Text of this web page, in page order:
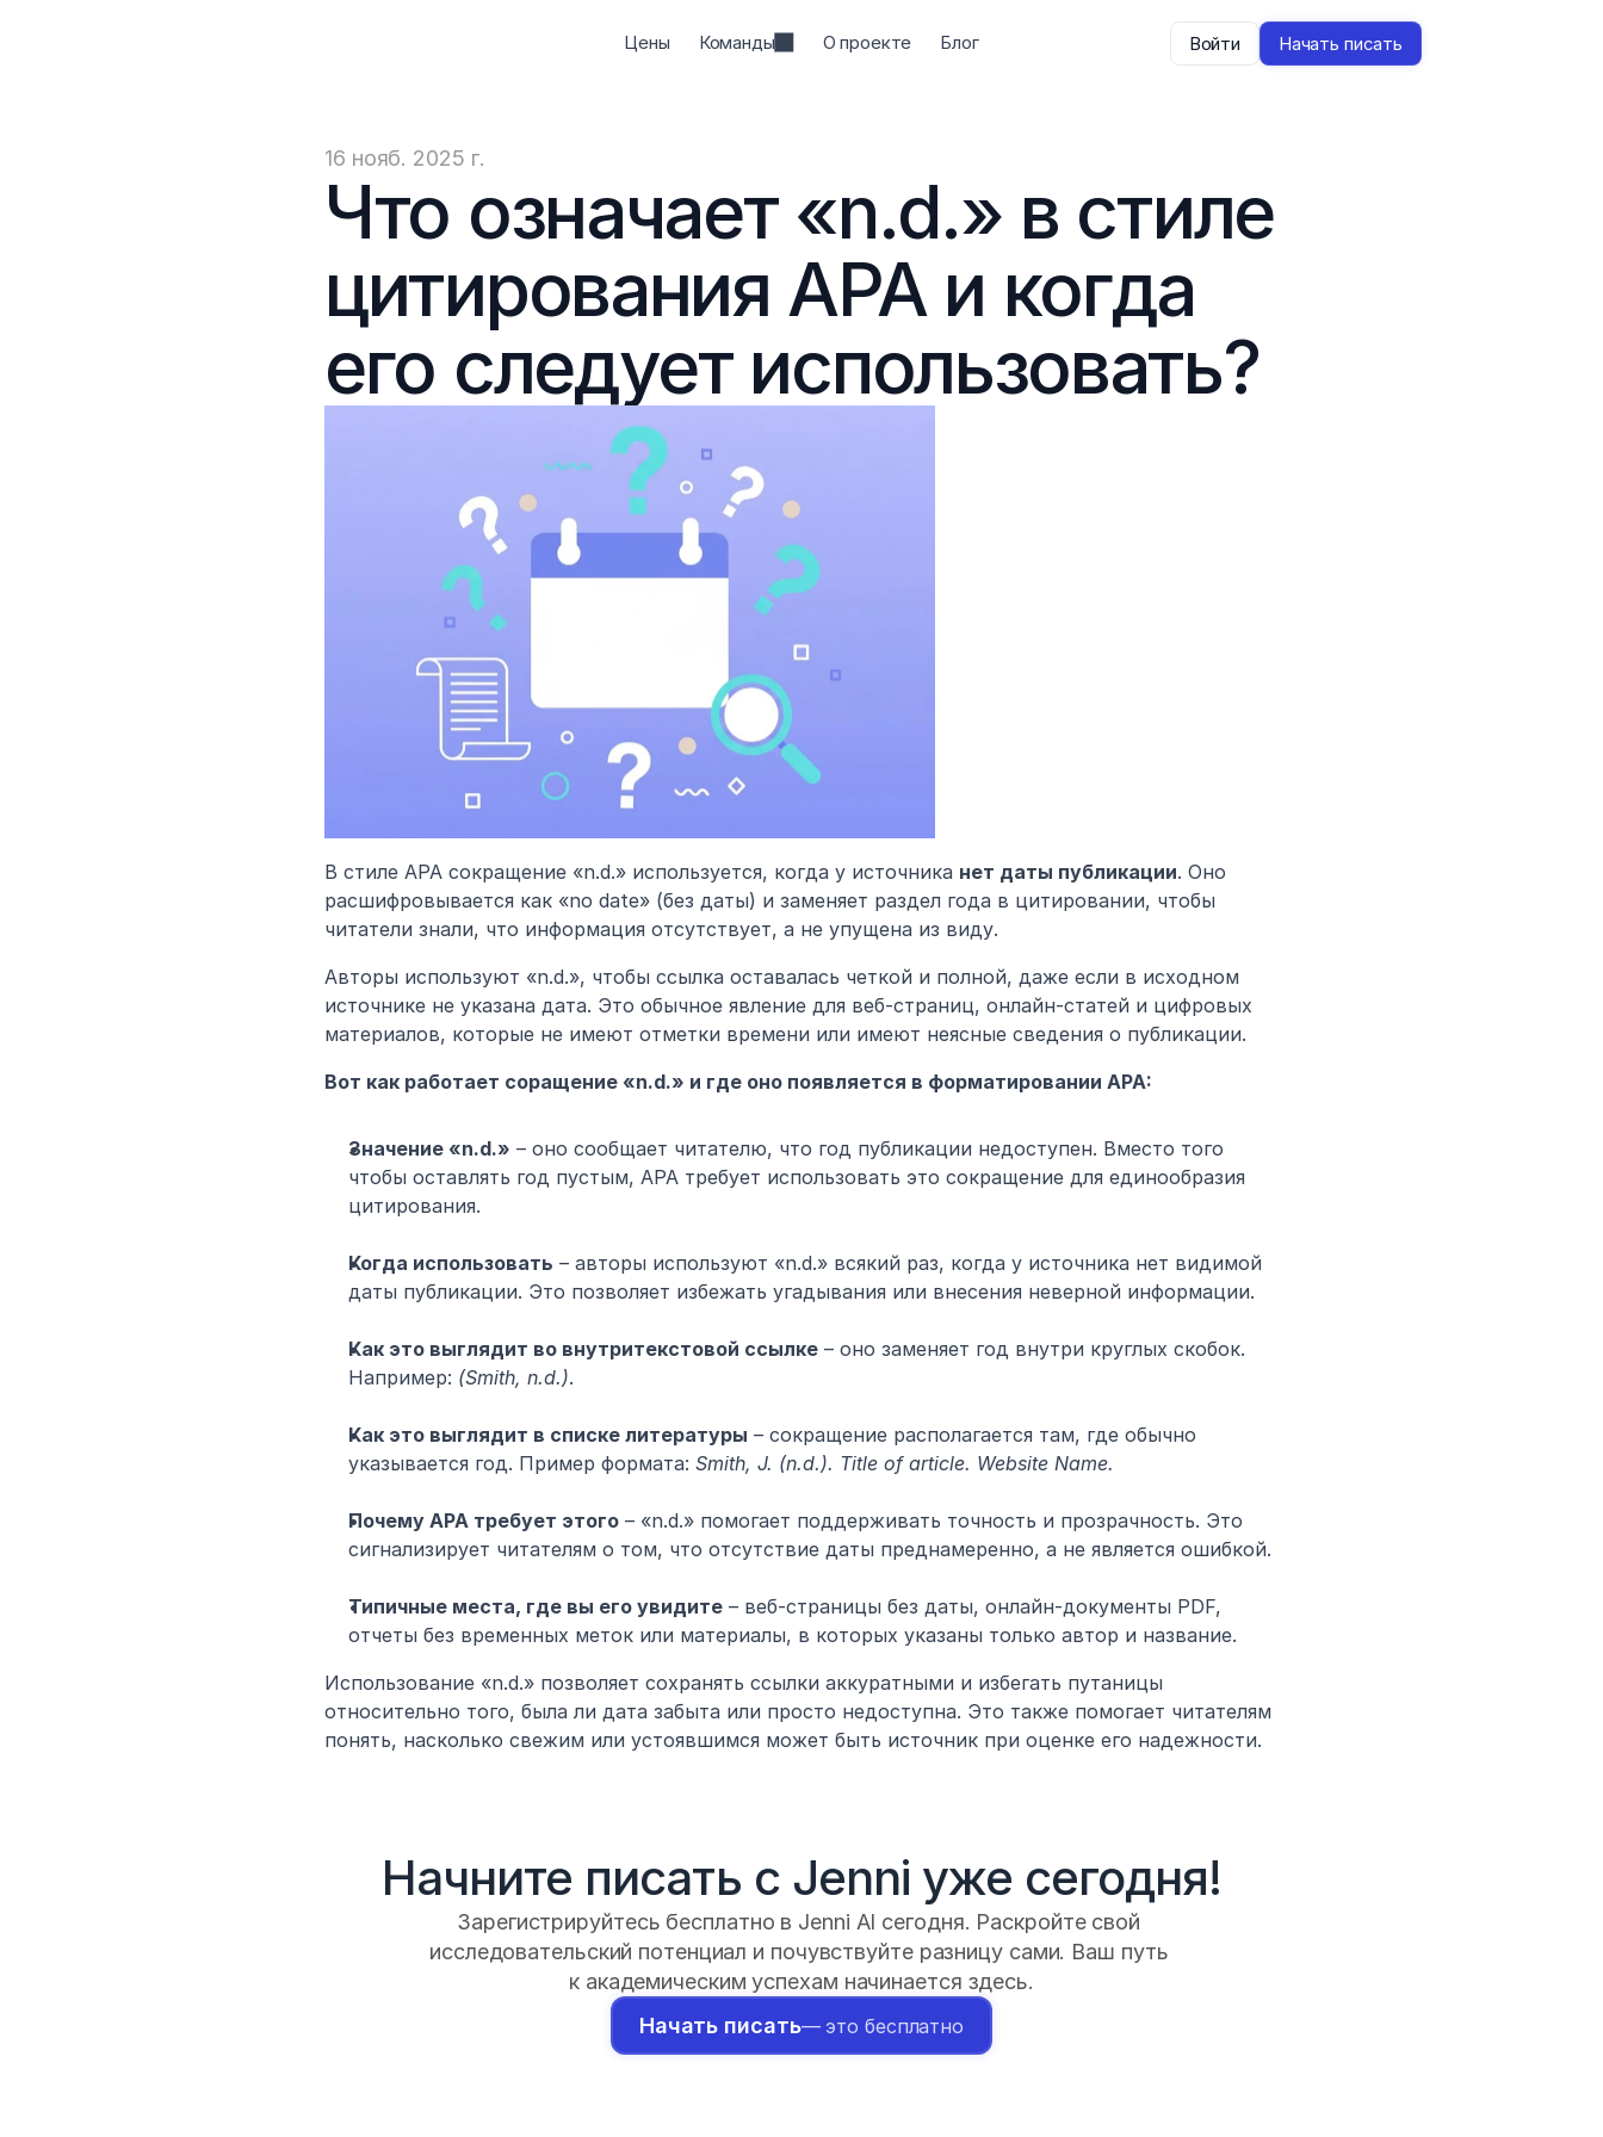
16 нояб. 2025 г.
Что означает «n.d.» в стиле
цитирования APA и когда
его следует использовать?
В стиле APA сокращение «n.d.» используется, когда у источника нет даты публикации. Оно
расшифровывается как «no date» (без даты) и заменяет раздел года в цитировании, чтобы
читатели знали, что информация отсутствует, а не упущена из виду.
Авторы используют «n.d.», чтобы ссылка оставалась четкой и полной, даже если в исходном
источнике не указана дата. Это обычное явление для веб-страниц, онлайн-статей и цифровых
материалов, которые не имеют отметки времени или имеют неясные сведения о публикации.
Вот как работает соращение «n.d.» и где оно появляется в форматировании APA:
Значение «n.d.» – оно сообщает читателю, что год публикации недоступен. Вместо того
чтобы оставлять год пустым, APA требует использовать это сокращение для единообразия
цитирования.
Когда использовать – авторы используют «n.d.» всякий раз, когда у источника нет видимой
даты публикации. Это позволяет избежать угадывания или внесения неверной информации.
Как это выглядит во внутритекстовой ссылке – оно заменяет год внутри круглых скобок.
Например: (Smith, n.d.).
Как это выглядит в списке литературы – сокращение располагается там, где обычно
указывается год. Пример формата: Smith, J. (n.d.). Title of article. Website Name.
Почему APA требует этого – «n.d.» помогает поддерживать точность и прозрачность. Это
сигнализирует читателям о том, что отсутствие даты преднамеренно, а не является ошибкой.
Типичные места, где вы его увидите – веб-страницы без даты, онлайн-документы PDF,
отчеты без временных меток или материалы, в которых указаны только автор и название.
Использование «n.d.» позволяет сохранять ссылки аккуратными и избегать путаницы
относительно того, была ли дата забыта или просто недоступна. Это также помогает читателям
понять, насколько свежим или устоявшимся может быть источник при оценке его надежности.
Начните писать с Jenni уже сегодня!
Зарегистрируйтесь бесплатно в Jenni AI сегодня. Раскройте свой
исследовательский потенциал и почувствуйте разницу сами. Ваш путь
к академическим успехам начинается здесь.
Начать писать— это бесплатно
Цены Команды О проекте Блог Войти Начать писать